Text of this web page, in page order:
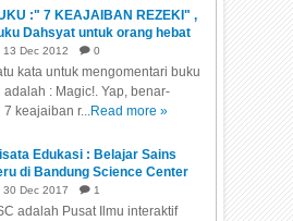
:" 7 KEAJAIBAN REZEKI" ,
Dahsyat untuk orang hebat
13 Dec 2012 0
kata untuk mengomentari buku
adalah : Magic!. Yap, benar-
7 keajaiban r...Read more »
Edukasi : Belajar Sains
di Bandung Science Center
30 Dec 2017 1
adalah Pusat Ilmu interaktif